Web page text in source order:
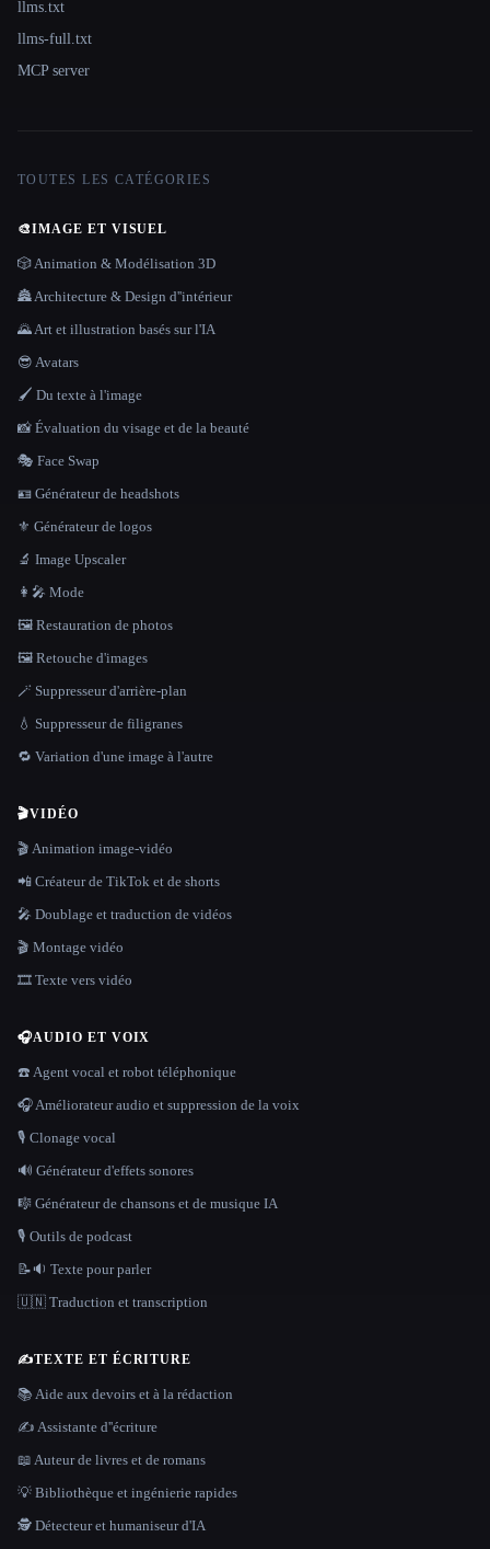
llms.txt
llms-full.txt
MCP server
TOUTES LES CATÉGORIES
🎨IMAGE ET VISUEL
🎲 Animation & Modélisation 3D
🏯 Architecture & Design d''intérieur
🌄 Art et illustration basés sur l'IA
😎 Avatars
🖌️ Du texte à l'image
📸 Évaluation du visage et de la beauté
🎭 Face Swap
🪪 Générateur de headshots
⚜️ Générateur de logos
🔬 Image Upscaler
👩‍🎤 Mode
🖼️ Restauration de photos
🖼️ Retouche d'images
🪄 Suppresseur d'arrière-plan
💧 Suppresseur de filigranes
🔁 Variation d'une image à l'autre
🎬VIDÉO
🎬 Animation image-vidéo
📲 Créateur de TikTok et de shorts
🎤 Doublage et traduction de vidéos
🎬 Montage vidéo
🎞️ Texte vers vidéo
🎧AUDIO ET VOIX
☎️ Agent vocal et robot téléphonique
🎧 Améliorateur audio et suppression de la voix
🎙️ Clonage vocal
🔊 Générateur d'effets sonores
🎼 Générateur de chansons et de musique IA
🎙️ Outils de podcast
📝🔉 Texte pour parler
🇺🇳 Traduction et transcription
✍️TEXTE ET ÉCRITURE
📚 Aide aux devoirs et à la rédaction
✍️ Assistante d''écriture
📖 Auteur de livres et de romans
💡 Bibliothèque et ingénierie rapides
🕵️ Détecteur et humaniseur d'IA